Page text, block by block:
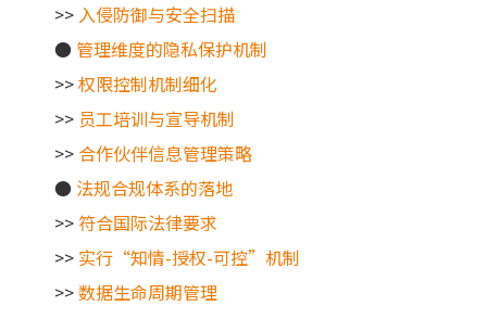
>> 入侵防御与安全扫描
● 管理维度的隐私保护机制
>>权限控制机制细化
>> 员工培训与宣导机制
>> 合作伙伴信息管理策略
● 法规合规体系的落地
>> 符合国际法律要求
>> 实行“知情-授权-可控”机制
>>数据生命周期管理